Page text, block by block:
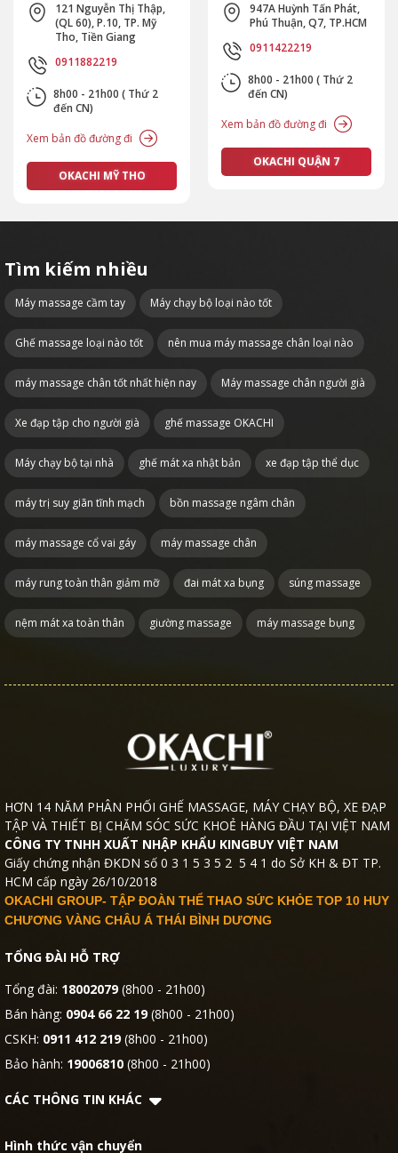
121 Nguyễn Thị Thập,
(QL 60), P.10, TP. Mỹ
Tho, Tiền Giang
0911882219
8h00 - 21h00 ( Thứ 2
đến CN)
Xem bản đồ đường đi
OKACHI MỸ THO
947A Huỳnh Tấn Phát,
Phú Thuận, Q7, TP.HCM
0911422219
8h00 - 21h00 ( Thứ 2
đến CN)
Xem bản đồ đường đi
OKACHI QUẬN 7
Tìm kiếm nhiều
Máy massage cầm tay Máy chạy bộ loại nào tốt
Ghế massage loại nào tốt nên mua máy massage chân loại nào
máy massage chân tốt nhất hiện nay Máy massage chân người già
Xe đạp tập cho người già ghế massage OKACHI
Máy chạy bộ tại nhà ghế mát xa nhật bản xe đạp tập thể dục
máy trị suy giãn tĩnh mạch bồn massage ngâm chân
máy massage cổ vai gáy máy massage chân
máy rung toàn thân giảm mỡ đai mát xa bụng súng massage
nệm mát xa toàn thân giường massage máy massage bụng
HƠN 14 NĂM PHÂN PHỐI GHẾ MASSAGE, MÁY CHẠY BỘ, XE ĐẠP
TẬP VÀ THIẾT BỊ CHĂM SÓC SỨC KHOẺ HÀNG ĐẦU TẠI VIỆT NAM
CÔNG TY TNHH XUẤT NHẬP KHẨU KINGBUY VIỆT NAM
Giấy chứng nhận ĐKDN số 0 3 1 5 3 5 2 5 4 1 do Sở KH & ĐT TP.
HCM cấp ngày 26/10/2018
OKACHI GROUP- TẬP ĐOÀN THỂ THAO SỨC KHỎE TOP 10 HUY
CHƯƠNG VÀNG CHÂU Á THÁI BÌNH DƯƠNG
TỔNG ĐÀI HỖ TRỢ
Tổng đài: 18002079(8h00 - 21h00)
Bán hàng: 0904 66 22 19(8h00 - 21h00)
CSKH: 0911 412 219(8h00 - 21h00)
Bảo hành: 19006810 (8h00 - 21h00)
CÁC THÔNG TIN KHÁC
Hình thức vận chuyển